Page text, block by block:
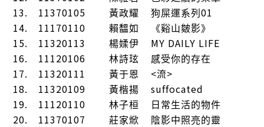
13. 11370105黃政耀 狗屎運系列01
14.
11170110賴馧如 《谿山皴影》
15. 11320113楊媃伊
MY DAILY LIFE
16.
11120106林詩玹 感受你的存在
17. 11320111黃于恩 <流>
18.
11320109黃楷揚
suffocated
19.
11120110林子桓 日常生活的物件
20. 11370107莊家焮
陰影中照亮的靈